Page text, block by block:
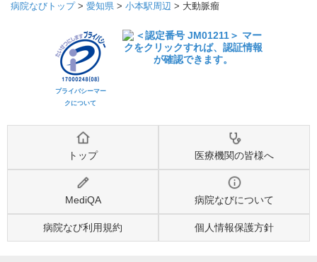
病院なびトップ> 愛知県 > 小本駅周辺 > 大動脈瘤
プライバシーマー
クについて
トップ 医療機関の皆様へ
MediQA 病院なびについて
病院なび利用規約 個人情報保護方針